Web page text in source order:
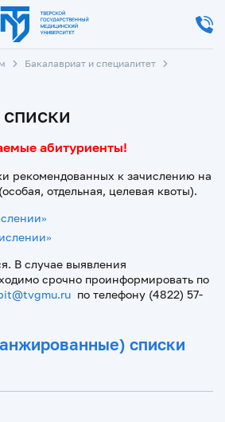
Бакалавриат и специалитет
абитуриенты!
рекомендованных к зачислению на
отдельная, целевая квоты).
В случае выявления
срочно проинформировать по
по телефону (4822) 57-
списки